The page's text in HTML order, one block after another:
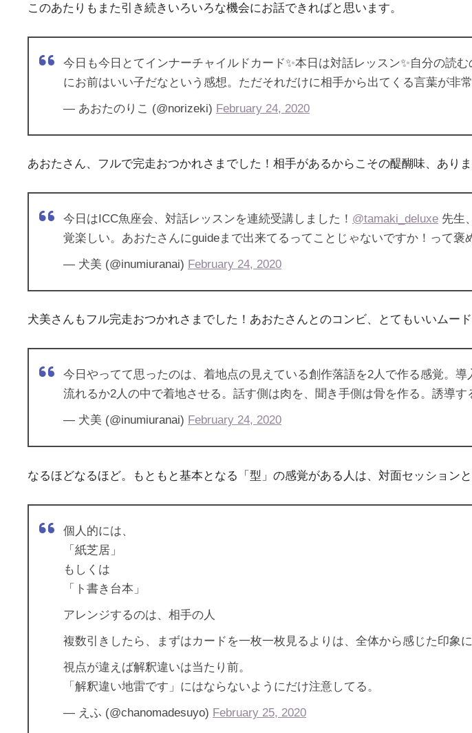
このあたりもまた引き続きいろいろな機会にお話できればと思います。
今日も今日とてインナーチャイルドカード✨本日は対話レッスン✨自分の読
にお前はいい子だなという感想。ただそれだけに相手から出てくる言葉が
— あおたのりこ (@norizeki) February 24, 2020
あおたさん、フルで完走おつかれさまでした！相手があるからこその醍醐味、あり
今日はICC魚座会、対話レッスンを連続受講しました！ @tamaki_deluxe 先生
覚楽しい。あおたさんにguideまで出来てるってことじゃないですか！って
— 犬美 (@inumiuranai) February 24, 2020
犬美さんもフル完走おつかれさまでした！あおたさんとのコンビ、とてもいいムード
今日やってて思ったのは、着地点の見えている創作落語を2人で作る感覚。
流れるか2人の中で着地させる。話す側は肉を、聞き手側は骨を作る。誘導
— 犬美 (@inumiuranai) February 24, 2020
なるほどなるほど。もともと基本となる「型」の感覚がある人は、対面セッション
個人的には、
「紙芝居」
もしくは
「ト書き台本」
アレンジするのは、相手の人
複数引きしたら、まずはカードを一枚一枚見るよりは、全体から感じた印象
視点が違えば解釈違いは当たり前。
「解釈違い地雷です」にはならないようにだけ注意してる。
— えふ (@chanomadesuyo) February 25, 2020